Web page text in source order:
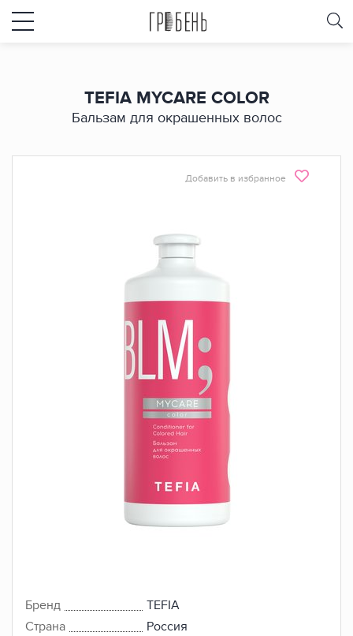
TEFIA MYCARE COLOR
Бальзам для окрашенных волос
Бренд
TEFIA
Страна
Россия
Добавить в избранное